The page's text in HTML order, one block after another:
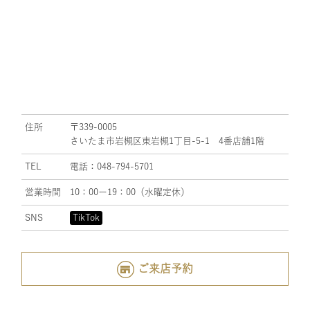
住所
〒339-0005
さいたま市岩槻区東岩槻1丁目-5-1 4番店舗1階
TEL 電話：048-794-5701
営業時間 10：00ー19：00（水曜定休）
SNS TikTok
ご来店予約